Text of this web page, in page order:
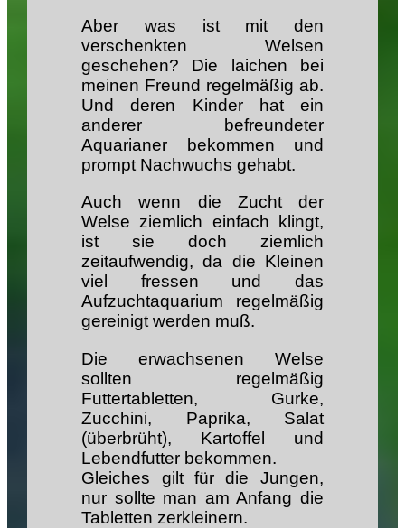
Aber was ist mit den
verschenkten Welsen
geschehen? Die laichen bei
meinen Freund regelmäßig ab.
Und deren Kinder hat ein
anderer befreundeter
Aquarianer bekommen und
prompt Nachwuchs gehabt.
Auch wenn die Zucht der
Welse ziemlich einfach klingt,
ist sie doch ziemlich
zeitaufwendig, da die Kleinen
viel fressen und das
Aufzuchtaquarium regelmäßig
gereinigt werden muß.
Die erwachsenen Welse
sollten regelmäßig
Futtertabletten, Gurke,
Zucchini, Paprika, Salat
(überbrüht), Kartoffel und
Lebendfutter bekommen.
Gleiches gilt für die Jungen,
nur sollte man am Anfang die
Tabletten zerkleinern.